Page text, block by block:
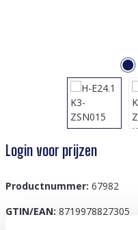
Login voor prijzen
Productnummer: 67982
GTIN/EAN: 8719978827305